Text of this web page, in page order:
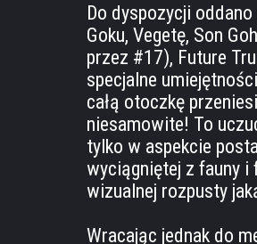
Do dyspozycji
Goku, Vegetę, Son
przez #17), Future
specjalne
całą otoczkę
niesamowite! To
tylko w aspekcie
wyciągniętej z fauny
wizualnej rozpusty
Wracając jednak do